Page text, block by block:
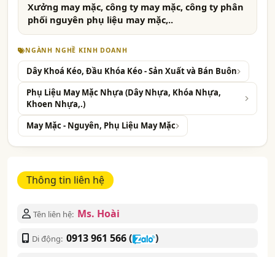
Xưởng may mặc, công ty may mặc, công ty phân
phối nguyên phụ liệu may mặc,..
NGÀNH NGHỀ KINH DOANH
Dây Khoá Kéo, Đầu Khóa Kéo - Sản Xuất và Bán Buôn
Phụ Liệu May Mặc Nhựa (Dây Nhựa, Khóa Nhựa,
Khoen Nhựa,.)
May Mặc - Nguyên, Phụ Liệu May Mặc
Thông tin liên hệ
Tên liên hệ: Ms. Hoài
Di động: 0913 961 566( )